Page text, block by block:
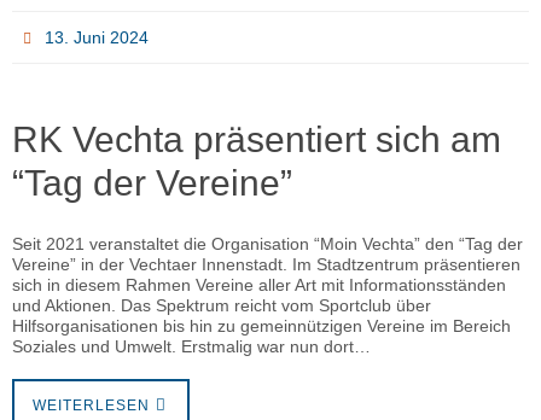
13. Juni 2024
RK Vechta präsentiert sich am
“Tag der Vereine”
Seit 2021 veranstaltet die Organisation “Moin Vechta” den “Tag der
Vereine” in der Vechtaer Innenstadt. Im Stadtzentrum präsentieren
sich in diesem Rahmen Vereine aller Art mit Informationsständen
und Aktionen. Das Spektrum reicht vom Sportclub über
Hilfsorganisationen bis hin zu gemeinnützigen Vereine im Bereich
Soziales und Umwelt. Erstmalig war nun dort…
WEITERLESEN